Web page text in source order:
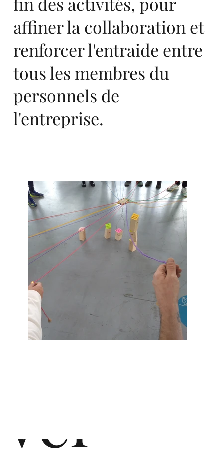
affiner la collaboration et
renforcer l'entraide entre
tous les membres du
personnels de
l'entreprise.
rts
an
d
de
vel